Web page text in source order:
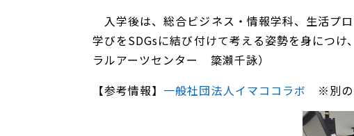
入学後は、総合ビジネス・情報学科、生活プ
学びをSDGsに結び付けて考える姿勢を身につ
ラルアーツセンター 簗瀨千詠）
【参考情報】 一般社団法人イマココラボ ※別の